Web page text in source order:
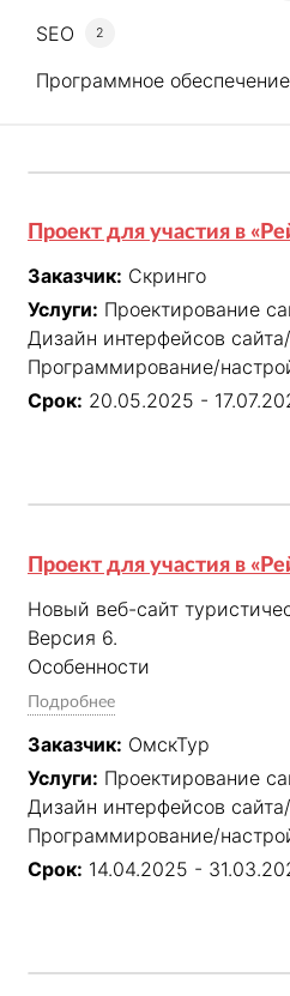
SEO 2
Программное
Проект для участия в
Заказчик: Скринго
Услуги: Проектирование
Дизайн интерфейсов
Программирование/
Срок: 20.05.2025 -
Проект для участия в
Новый веб-сайт
Версия 6.
Особенности
Адаптивный дизайн
Динамическая подгрузка
Микроразметка для
Модальные окна
Расширенное
Реактивная технология
Система слайдеров
Вёрстка
Подробнее
Заказчик: ОмскТур
Услуги: Проектирование
Дизайн интерфейсов
Программирование/
Срок: 14.04.2025 -